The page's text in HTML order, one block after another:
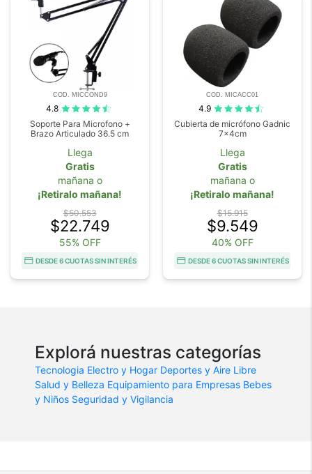
COD. MICCOND9
4.8
Soporte Para Microfono +
Brazo Articulado 36.5 cm
Llega
Gratis
mañana o
¡Retiralo mañana!
$50.553
$22.749
55% OFF
DESDE 6 CUOTAS SIN INTERÉS
COD. MICACC01
4.9
Cubierta de micrófono Gadnic
7x4cm
Llega
Gratis
mañana o
¡Retiralo mañana!
$15.915
$9.549
40% OFF
DESDE 6 CUOTAS SIN INTERÉS
Explorá nuestras categorías
Tecnologia Electro y Hogar Deportes y Aire Libre
Salud y Belleza Equipamiento para Empresas Bebes
y Niños Seguridad y Vigilancia